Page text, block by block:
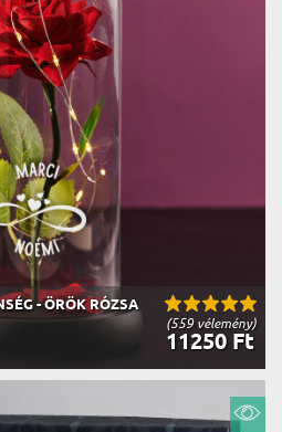
(559 vélemény)
- ÖRÖK RÓZSA
11250 Ft